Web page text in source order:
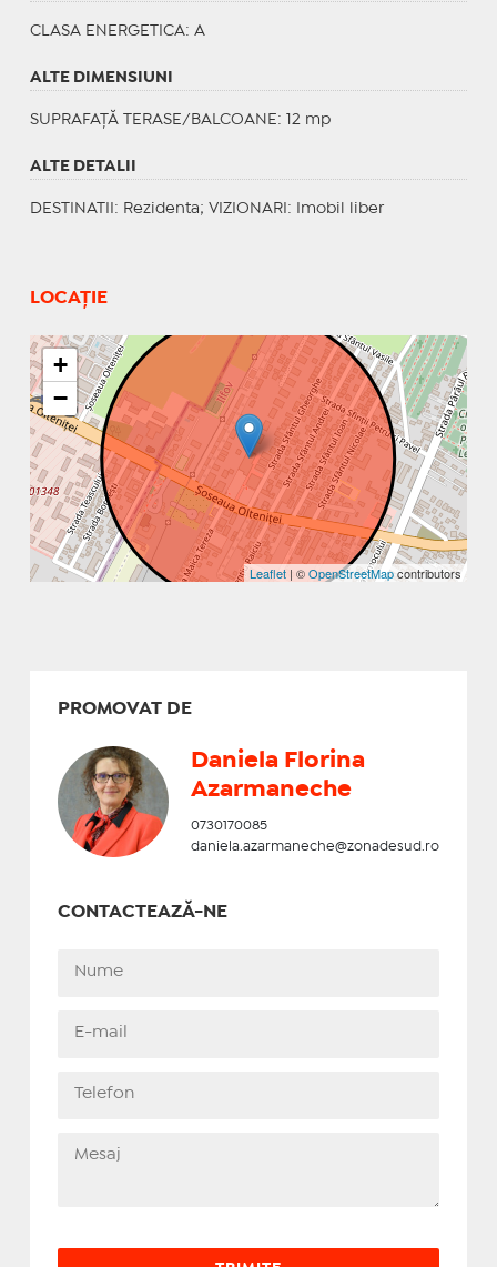
CLASA ENERGETICA: A
ALTE DIMENSIUNI
SUPRAFAȚĂ TERASE/BALCOANE: 12 mp
ALTE DETALII
DESTINATII : Rezidenta; VIZIONARI : Imobil liber
LOCAȚIE
+
−
Leaflet | ©OpenStreetMapcontributors
PROMOVAT DE
Daniela Florina
Azarmaneche
0730170085
daniela.azarmaneche@zonadesud.ro
CONTACTEAZĂ-NE